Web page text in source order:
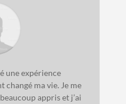
une expérience
ma vie. Je me
appris et j’ai